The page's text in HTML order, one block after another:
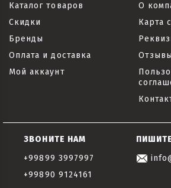
Каталог товаров
Скидки
Бренды
Оплата и доставка
Мой аккаунт
О
Карта
Отзывы
ЗВОНИТЕ НАМ
+99899 3997997
+99890 9124161
ПИШИТЕ